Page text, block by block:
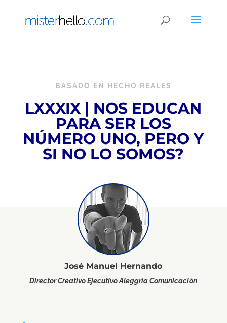
BASADO EN HECHO REALES
LXXXIX | NOS EDUCAN
PARA SER LOS
NÚMERO UNO, PERO Y
SI NO LO SOMOS?
José Manuel Hernando
Director Creativo Ejecutivo Aleggría Comunicación